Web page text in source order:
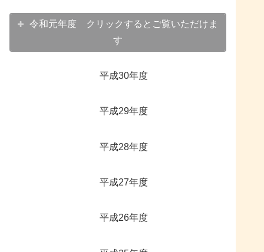
令和元年度 クリックするとご覧いただけま
す
平成30年度
平成29年度
平成28年度
平成27年度
平成26年度